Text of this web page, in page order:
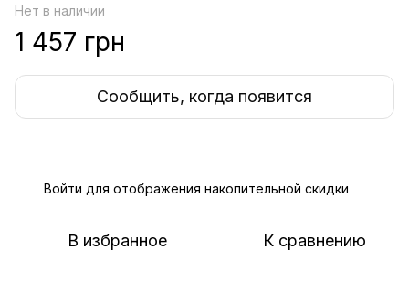
Нет в наличии
1 457 грн
Сообщить, когда появится
Войти для отображения накопительной скидки
В избранное К сравнению